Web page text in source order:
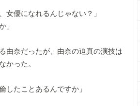
女優になれるんじゃない？」
」
由奈だったが、由奈の迫真の演技は
かった。
したことあるんですか」